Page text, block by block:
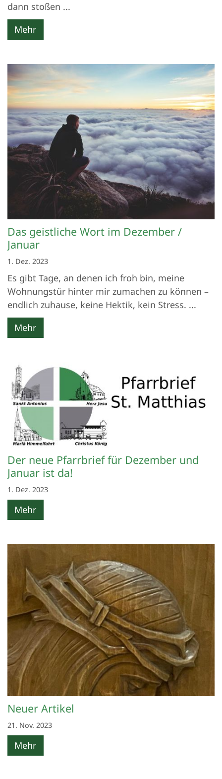
dann stoßen ...
Mehr
Das geistliche Wort im Dezember /
Januar
1. Dez. 2023
Es gibt Tage, an denen ich froh bin, meine
Wohnungstür hinter mir zumachen zu können –
endlich zuhause, keine Hektik, kein Stress. ...
Mehr
Der neue Pfarrbrief für Dezember und
Januar ist da!
1. Dez. 2023
Mehr
Neuer Artikel
21. Nov. 2023
Mehr